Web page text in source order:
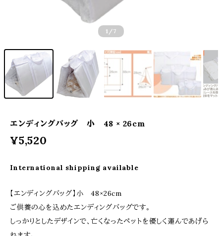
1 /7
エンディングバッグ 小 48 × 26cm
¥5,520
International shipping available
【エンディングバッグ】小 48×26cm
ご供養の心を込めたエンディングバッグです。
しっかりとしたデザインで、亡くなったペットを優しく運んであげら